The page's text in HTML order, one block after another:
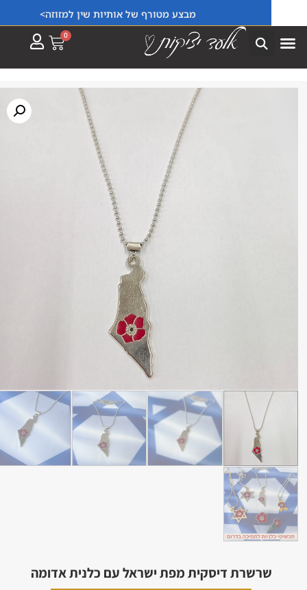
מבצע מטורף של אותיות שין למזוזה>
שרשרת דיסקית מפת ישראל עם כלנית אדומה